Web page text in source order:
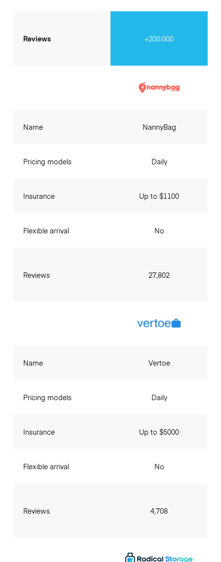
Reviews +200.000
Name
Pricing models
Insurance
Flexible arrival
Reviews
NannyBag
Daily
Up to $1100
No
27,802
Name
Pricing models
Insurance
Flexible arrival
Reviews
Vertoe
Daily
Up to $5000
No
4,708